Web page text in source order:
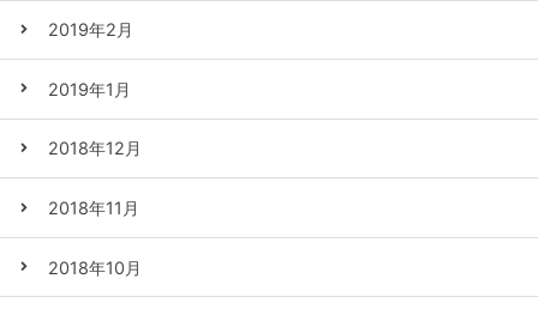
2019年2月
2019年1月
2018年12月
2018年11月
2018年10月